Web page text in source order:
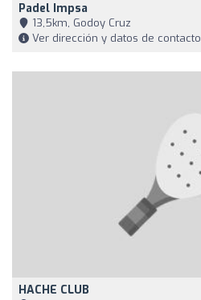
Padel Impsa
13,5km, Godoy Cruz
Ver dirección y datos de contacto
HACHE CLUB